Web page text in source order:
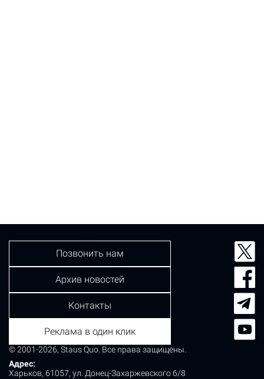
© 2001-2026, Staus Quo. Все права защищены.
Адрес:
Харьков, 61057, ул. Донец-Захаржевского 6/8
Позвонить нам
Архив новостей
Контакты
Реклама в один клик